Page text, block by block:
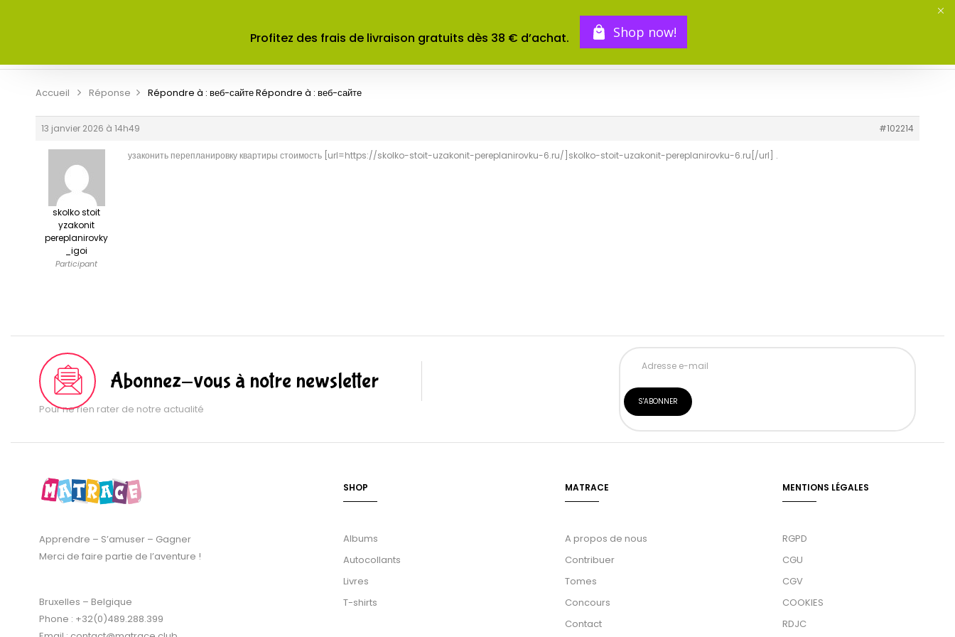
Profitez des frais de livraison gratuits dès 38 € d’achat. Shop now!
CONTACT
Accueil Réponse Répondre à : веб-сайтеRépondre à : веб-сайте
13 janvier 2026 à 14h49 #102214
skolko stoit
yzakonit
pereplanirovky
_igoi
Participant
узаконить перепланировку квартиры стоимость [url=https://skolko-stoit-uzakonit-pereplanirovku-6.ru/]skolko-stoit-uzakonit-pereplanirovku-6.ru[/url] .
Abonnez-vous à notre newsletter
Pour ne rien rater de notre actualité
Apprendre – S’amuser – Gagner
Merci de faire partie de l’aventure !
Bruxelles – Belgique
Phone : +32(0)489.288.399
SHOP
Albums
Autocollants
Livres
T-shirts
MATRACE
A propos de nous
Contribuer
Tomes
Concours
Contact
MENTIONS LÉGALES
RGPD
CGU
CGV
COOKIES
RDJC